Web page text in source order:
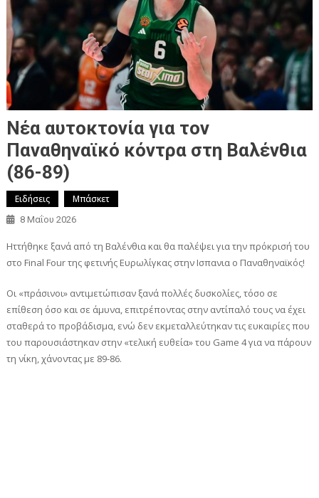
Νέα αυτοκτονία για τον
Παναθηναϊκό κόντρα στη Βαλένθια
(86-89)
Ειδήσεις Μπάσκετ
8 Μαΐου 2026
Ηττήθηκε ξανά από τη Βαλένθια και θα παλέψει για την πρόκρισή του
στο Final Four της φετινής Ευρωλίγκας στην Ισπανια ο Παναθηναϊκός!
Οι «πράσινοι» αντιμετώπισαν ξανά πολλές δυσκολίες, τόσο σε
επίθεση όσο και σε άμυνα, επιτρέποντας στην αντίπαλό τους να έχει
σταθερά το προβάδισμα, ενώ δεν εκμεταλλεύτηκαν τις ευκαιρίες που
του παρουσιάστηκαν στην «τελική ευθεία» του Game 4 για να πάρουν
τη νίκη, χάνοντας με 89-86.